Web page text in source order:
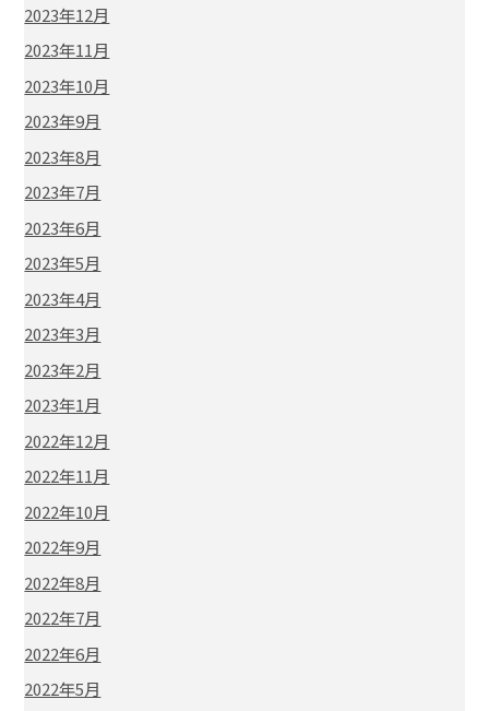
2023年12月
2023年11月
2023年10月
2023年9月
2023年8月
2023年7月
2023年6月
2023年5月
2023年4月
2023年3月
2023年2月
2023年1月
2022年12月
2022年11月
2022年10月
2022年9月
2022年8月
2022年7月
2022年6月
2022年5月